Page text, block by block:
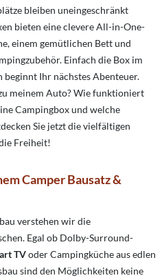
bleiben uneingeschränkt
bieten eine clevere All-in-One-
einem gemütlichen Bett und
Einfach die Box im
Ihr nächstes Abenteuer.
meinem Auto? Wie funktioniert
Campingbox und welche
Sie jetzt die vielfältigen
Freiheit!
Camper Bausatz &
verstehen wir die
Egal ob Dolby-Surround-
TVoder Campingküche aus edlen
sind den Möglichkeiten keine